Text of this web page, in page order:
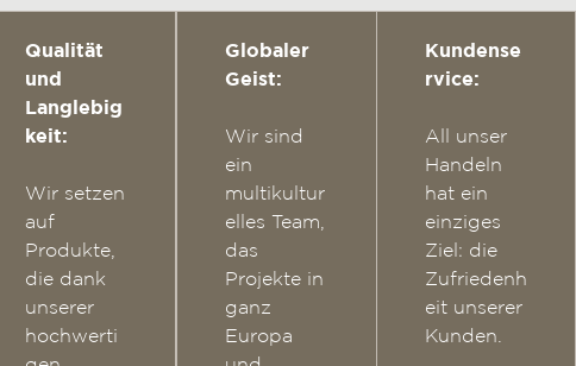
Qualität
und
Langlebig
keit:
Wir setzen
auf
Produkte,
die dank
unserer
hochwerti
Globaler
Geist:
Wir sind
ein
multikultur
elles Team,
das
Projekte in
ganz
Europa
Kundense
rvice:
All unser
Handeln
hat ein
einziges
Ziel: die
Zufriedenh
eit unserer
Kunden.